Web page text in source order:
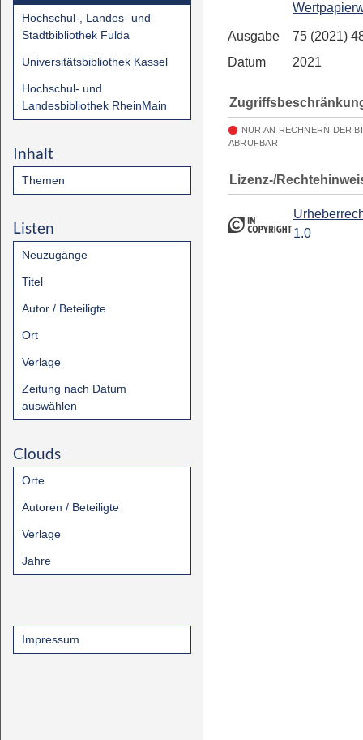
Hochschul-, Landes- und
Stadtbibliothek Fulda
Universitätsbibliothek Kassel
Hochschul- und
Landesbibliothek RheinMain
Inhalt
Themen
Listen
Neuzugänge
Titel
Autor / Beteiligte
Ort
Verlage
Zeitung nach Datum
auswählen
Clouds
Orte
Autoren / Beteiligte
Verlage
Jahre
Impressum
Ausgabe
75 (2021)
Datum
2021
NUR AN RECHNERN DER
ABRUFBAR
Lizenz-/
1.0